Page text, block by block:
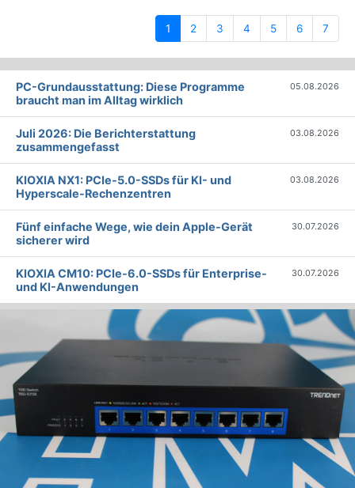
1 (current)
2 3 4 5 6 7
PC-Grundausstattung: Diese Programme
braucht man im Alltag wirklich
05.08.2026
Juli 2026: Die Bericht­erstattung
zusammengefasst
03.08.2026
KIOXIA NX1: PCIe-5.0-SSDs für KI- und
Hyperscale-Rechenzentren
03.08.2026
Fünf einfache Wege, wie dein Apple-Gerät
sicherer wird
30.07.2026
KIOXIA CM10: PCIe-6.0-SSDs für Enterprise-
und KI-Anwendungen
30.07.2026